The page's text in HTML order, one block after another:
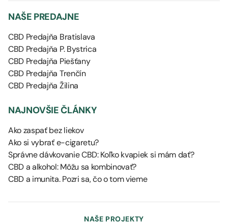
NAŠE PREDAJNE
CBD Predajňa Bratislava
CBD Predajňa P. Bystrica
CBD Predajňa Piešťany
CBD Predajňa Trenčín
CBD Predajňa Žilina
NAJNOVŠIE ČLÁNKY
Ako zaspať bez liekov
Ako si vybrať e-cigaretu?
Správne dávkovanie CBD: Koľko kvapiek si mám dať?
CBD a alkohol: Môžu sa kombinovať?
CBD a imunita. Pozri sa, čo o tom vieme
NAŠE PROJEKTY